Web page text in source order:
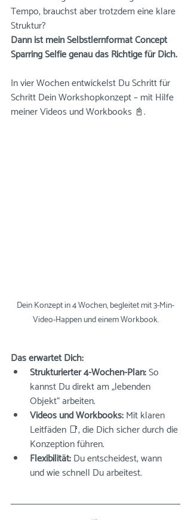
Tempo, brauchst aber trotzdem eine klare
Struktur?
Dann ist mein Selbstlernformat Concept
Sparring Selfie genau das Richtige für Dich.
In vier Wochen entwickelst Du Schritt für
Schritt Dein Workshopkonzept – mit Hilfe
meiner Videos und Workbooks 📓.
Dein Konzept in 4 Wochen, begleitet mit 3-Min-
Video-Happen und einem Workbook.
Das erwartet Dich:
Strukturierter 4-Wochen-Plan: So
kannst Du direkt am „lebenden
Objekt“ arbeiten.
Videos und Workbooks: Mit klaren
Leitfäden 📑, die Dich sicher durch die
Konzeption führen.
Flexibilität: Du entscheidest, wann
und wie schnell Du arbeitest.